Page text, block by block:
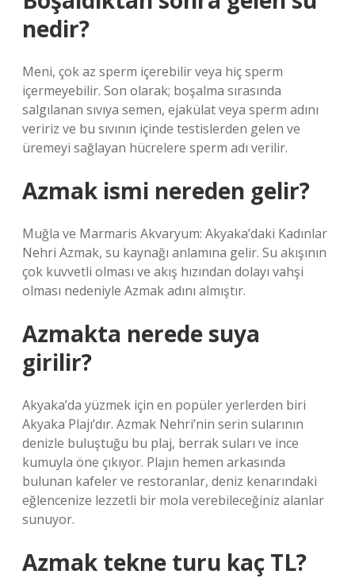
nedir?
Meni, çok az sperm içerebilir veya hiç sperm
içermeyebilir. Son olarak; boşalma sırasında
salgılanan sıvıya semen, ejakülat veya sperm adını
veririz ve bu sıvının içinde testislerden gelen ve
üremeyi sağlayan hücrelere sperm adı verilir.
Azmak ismi nereden gelir?
Muğla ve Marmaris Akvaryum: Akyaka’daki Kadınlar
Nehri Azmak, su kaynağı anlamına gelir. Su akışının
çok kuvvetli olması ve akış hızından dolayı vahşi
olması nedeniyle Azmak adını almıştır.
Azmakta nerede suya
girilir?
Akyaka’da yüzmek için en popüler yerlerden biri
Akyaka Plajı’dır. Azmak Nehri’nin serin sularının
denizle buluştuğu bu plaj, berrak suları ve ince
kumuyla öne çıkıyor. Plajın hemen arkasında
bulunan kafeler ve restoranlar, deniz kenarındaki
eğlencenize lezzetli bir mola verebileceğiniz alanlar
sunuyor.
Azmak tekne turu kaç TL?